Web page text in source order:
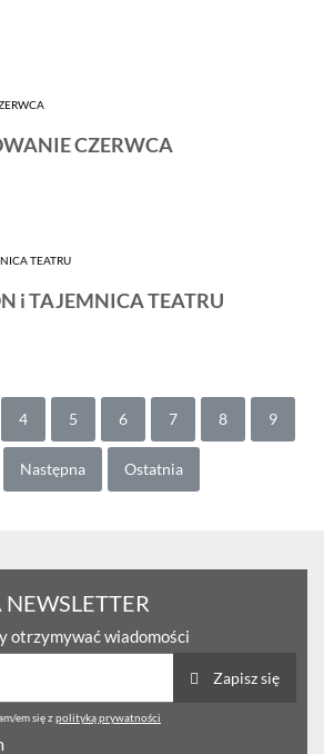
CZERWCA
i TAJEMNICA TEATRU
4 5 6 7 8 9
Następna Ostatnia
otrzymywać wiadomości
Zapisz się
em się zpolityką prywatności